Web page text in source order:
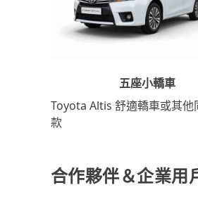
五座小轎車
Toyota Altis 舒適轎車或其他
款
合作夥伴＆企業用